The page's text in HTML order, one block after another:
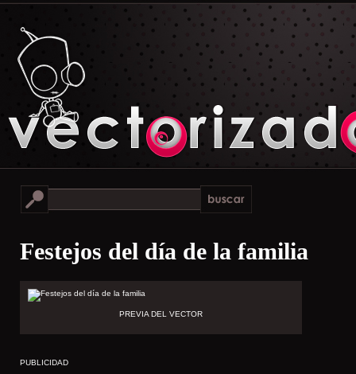
Festejos del día de la familia
PREVIA DEL VECTOR
PUBLICIDAD